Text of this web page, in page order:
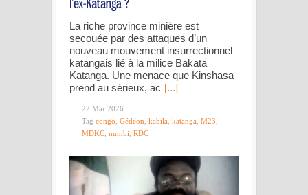
La riche province minière est
secouée par des attaques d’un
nouveau mouvement insurrectionnel
katangais lié à la milice Bakata
Katanga. Une menace que Kinshasa
prend au sérieux, ac [...]
22 Mar 2026
Tag congo Gédéon kabila katanga M23
MDKC numbi RDC